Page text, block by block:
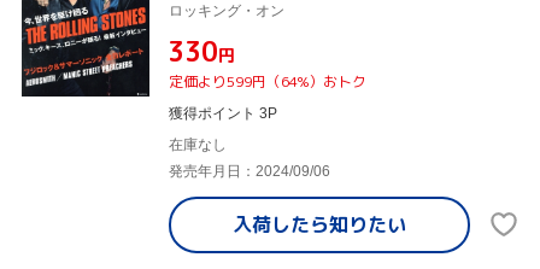
ロッキング・オン
¥330円
定価より599円（64%）おトク
獲得ポイント 3P
在庫なし
発売年月日：2024/09/06
入荷したら知りたい